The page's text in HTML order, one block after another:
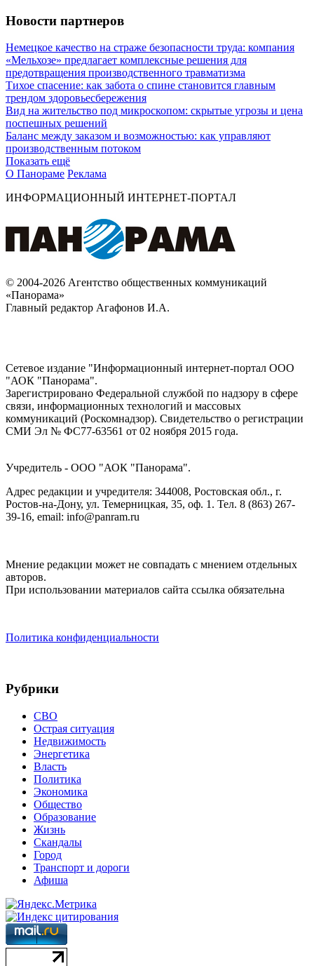
Новости партнеров
Немецкое качество на страже безопасности труда: компания
«Мельхозе» предлагает комплексные решения для
предотвращения производственного травматизма
Тихое спасение: как забота о спине становится главным
трендом здоровьесбережения
Вид на жительство под микроскопом: скрытые угрозы и цена
поспешных решений
Баланс между заказом и возможностью: как управляют
производственным потоком
Показать ещё
О Панораме Реклама
ИНФОРМАЦИОННЫЙ ИНТЕРНЕТ-ПОРТАЛ
© 2004-2026 Агентство общественных коммуникаций
«Панорама»
Главный редактор Агафонов И.А.
Сетевое издание "Информационный интернет-портал ООО
"АОК "Панорама".
Зарегистрировано Федеральной службой по надзору в сфере
связи, информационных технологий и массовых
коммуникаций (Роскомнадзор). Cвидетельство о регистрации
СМИ Эл № ФС77-63561 от 02 ноября 2015 года.
Учредитель - ООО "АОК "Панорама".
Адрес редакции и учредителя: 344008, Ростовская обл., г.
Ростов-на-Дону, ул. Темерницкая, 35, оф. 1. Тел. 8 (863) 267-
39-16, email: info@panram.ru
Мнение редакции может не совпадать с мнением отдельных
авторов.
При использовании материалов сайта ссылка обязательна
Политика конфиденциальности
Рубрики
СВО
Острая ситуация
Недвижимость
Энергетика
Власть
Политика
Экономика
Общество
Образование
Жизнь
Скандалы
Город
Транспорт и дороги
Афиша